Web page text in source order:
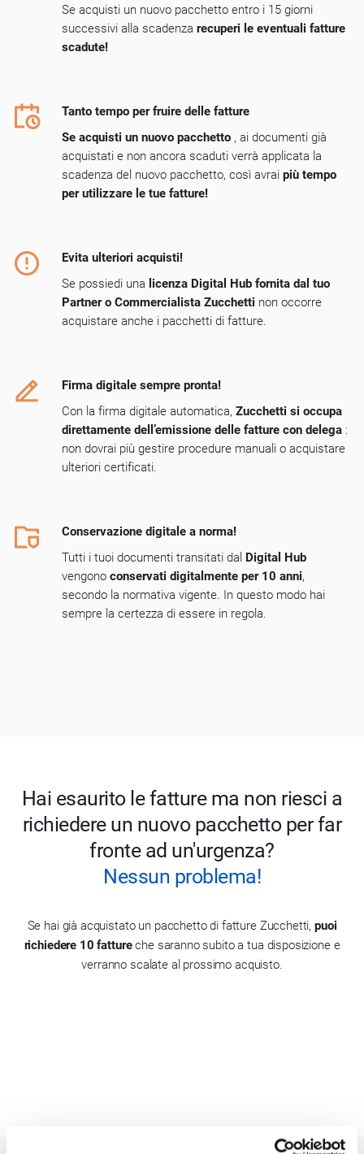
Se acquisti un nuovo pacchetto entro i 15 giorni
successivi alla scadenza recuperi le eventuali fatture
scadute!
Tanto tempo per fruire delle fatture
Se acquisti un nuovo pacchetto , ai documenti già
acquistati e non ancora scaduti verrà applicata la
scadenza del nuovo pacchetto, così avrai più tempo
per utilizzare le tue fatture!
Evita ulteriori acquisti!
Se possiedi una licenza Digital Hub fornita dal tuo
Partner o Commercialista Zucchetti non occorre
acquistare anche i pacchetti di fatture.
Firma digitale sempre pronta!
Con la firma digitale automatica, Zucchetti si occupa
direttamente dell’emissione delle fatture con delega :
non dovrai più gestire procedure manuali o acquistare
ulteriori certificati.
Conservazione digitale a norma!
Tutti i tuoi documenti transitati dal Digital Hub
vengono conservati digitalmente per 10 anni,
secondo la normativa vigente. In questo modo hai
sempre la certezza di essere in regola.
Hai esaurito le fatture ma non riesci a
richiedere un nuovo pacchetto per far
fronte ad un'urgenza?
Nessun problema!
Se hai già acquistato un pacchetto di fatture Zucchetti,puoi
richiedere 10 fattureche saranno subito a tua disposizione e
verranno scalate al prossimo acquisto.